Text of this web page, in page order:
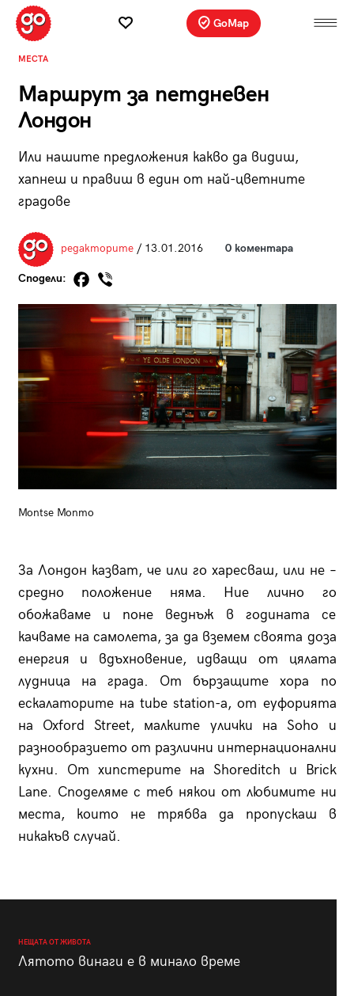
GoMap
МЕСТА
Маршрут за петдневен
Лондон
Или нашите предложения какво да видиш,
хапнеш и правиш в един от най-цветните
градове
редакторите/ 13.01.2016 0 коментара
Сподели:
Montse Monmo
За Лондон казват, че или го харесваш, или не –
средно положение няма. Ние лично го
обожаваме и поне веднъж в годината се
качваме на самолета, за да вземем своята доза
енергия и вдъхновение, идващи от цялата
лудница на града. От бързащите хора по
ескалаторите на tube station-а, от еуфорията
на Oxford Street, малките улички на Soho и
разнообразието от различни интернационални
кухни. От хипстерите на Shoreditch и Brick
Lane. Споделяме с теб някои от любимите ни
места, които не трябва да пропускаш в
никакъв случай.
НЕЩАТА ОТ ЖИВОТА
Лятото винаги е в минало време